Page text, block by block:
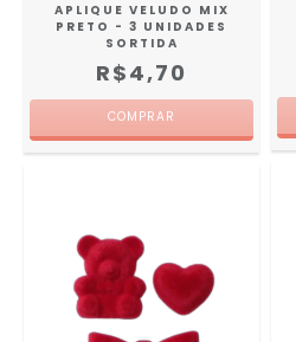
APLIQUE VELUDO MIX
PRETO - 3 UNIDADES
SORTIDA
R$4,70